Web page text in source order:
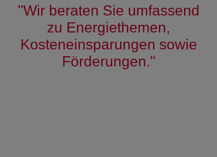
"Wir beraten Sie umfassend
zu Energiethemen,
Kosteneinsparungen sowie
Förderungen."